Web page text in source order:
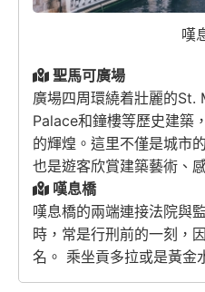
嘆
聖馬可廣場
廣場四周環繞着壯麗的St.
Palace和鐘樓等歷史建築
的輝煌。這里不僅是城市
也是遊客欣賞建築藝術、
嘆息橋
嘆息橋的兩端連接法院與
時，常是行刑前的一刻，
名。 乘坐貢多拉或是黃金